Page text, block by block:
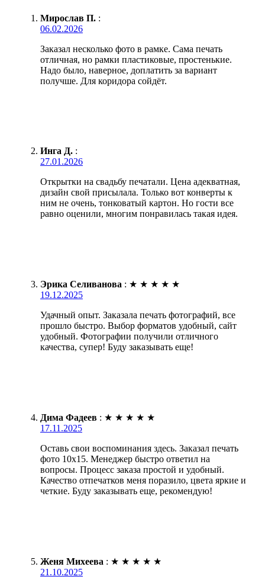
Мирослав П. :
06.02.2026
Заказал несколько фото в рамке. Сама печать
отличная, но рамки пластиковые, простенькие.
Надо было, наверное, доплатить за вариант
получше. Для коридора сойдёт.
Инга Д. :
27.01.2026
Открытки на свадьбу печатали. Цена адекватная,
дизайн свой присылала. Только вот конверты к
ним не очень, тонковатый картон. Но гости все
равно оценили, многим понравилась такая идея.
Эрика Селиванова : ★ ★ ★ ★ ★
19.12.2025
Удачный опыт. Заказала печать фотографий, все
прошло быстро. Выбор форматов удобный, сайт
удобный. Фотографии получили отличного
качества, супер! Буду заказывать еще!
Дима Фадеев : ★ ★ ★ ★ ★
17.11.2025
Оставь свои воспоминания здесь. Заказал печать
фото 10х15. Менеджер быстро ответил на
вопросы. Процесс заказа простой и удобный.
Качество отпечатков меня поразило, цвета яркие и
четкие. Буду заказывать еще, рекомендую!
Женя Михеева : ★ ★ ★ ★ ★
21.10.2025